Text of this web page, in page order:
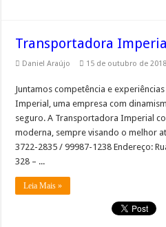
Transportadora
Daniel Araújo 15 de outubro de 2018
Juntamos competência e
Imperial, uma empresa com
seguro. A Transportadora Imperial
moderna, sempre visando o melhor
3722-2835 / 99987-1238 Endereço:
328 – ...
Leia Mais »